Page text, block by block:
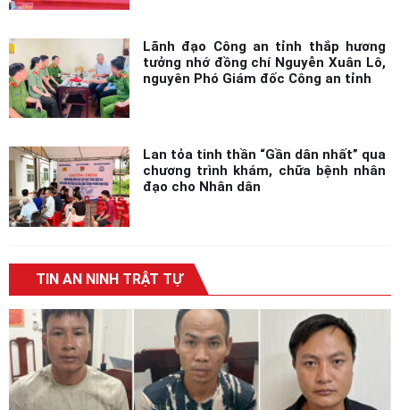
tưởng nhớ đồng chí Nguyễn Xuân Lô,
nguyên Phó Giám đốc Công an tỉnh
chương trình khám, chữa bệnh nhân
đạo cho Nhân dân